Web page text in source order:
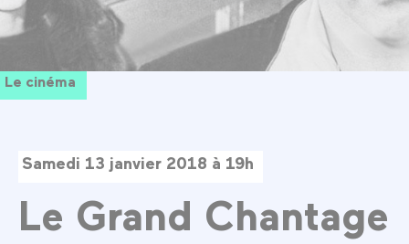
Le cinéma
Samedi 13 janvier 2018 à 19h
Le Grand Chantage